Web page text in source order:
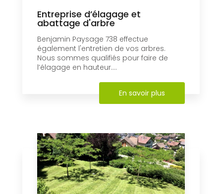
Entreprise d’élagage et
abattage d'arbre
Benjamin Paysage 738 effectue
également l'entretien de vos arbres.
Nous sommes qualifiés pour faire de
l’élagage en hauteur....
En savoir plus